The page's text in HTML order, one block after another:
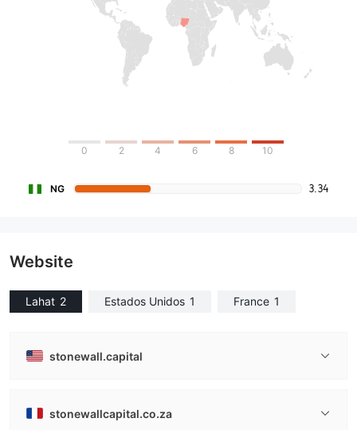
0 2 4 6 8 10
NG 3.34
Website
Lahat 2 Estados Unidos 1 France 1
stonewall.capital
stonewallcapital.co.za